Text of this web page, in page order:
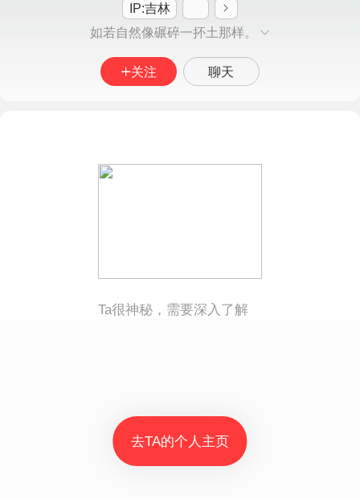
IP:吉林
如若自然像碾碎一抔土那样。
关注 聊天
Ta很神秘，需要深入了解
去TA的个人主页